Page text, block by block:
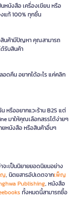
หนังสือ เครื่องเขียน หรือ
แท้ 100% ทุกชิ้น
สินค้ามีปัญหา คุณสามารถ
รับสินค้า
ดคืน อยากได้อะไร แค่คลิก
หรืออยากแวะร้าน B2S แต่
มาให้คุณเลือกสรรได้ง่ายๆ
ยหนังสือ หรือสินค้าอื่นๆ
จะเป็นนิยายยอดนิยมอย่าง
ญ, นิตยสารอัปเดตจากเพ็ญ
Publishing, หนังสือ
ทั้งหมดนี้สามารถซื้อ